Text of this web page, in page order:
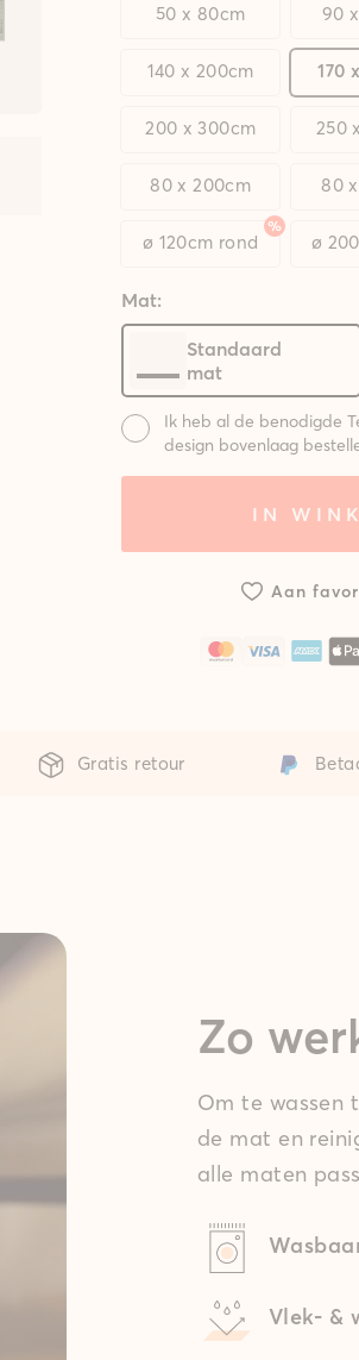
50 x 80cm 90
140 x 200cm 170
200 x 300cm 250
80 x 200cm 80
ø 120cm rond ø
Mat:
Standaard
mat
Ik heb al de benodigde
design bovenlaag
IN
Aan
Gratis retour
Zo
Om te wassen
de mat en
alle maten
Vlek- &